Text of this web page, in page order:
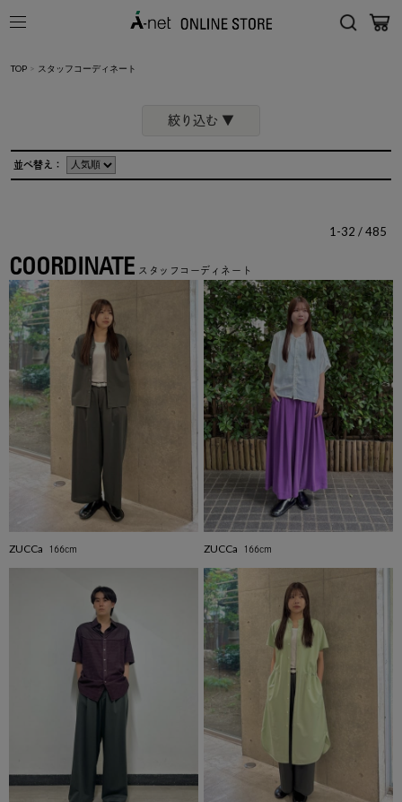
TOP > スタッフコーディネート
絞り込む ▼
ブランド
身長
カテゴリ
品番
並べ替え：
1-32 / 485
COORDINATE スタッフコーディネート
ZUCCa 166cm ZUCCa 166cm